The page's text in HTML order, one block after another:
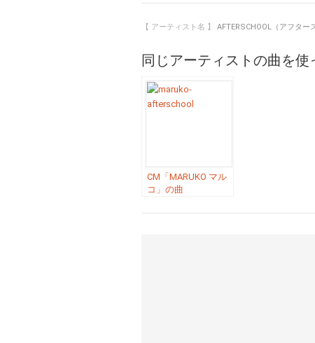
【 アーティスト名 】 AFTERSCHOOL（アフター
同じアーティストの曲を
CM「MARUKO マル
コ」の曲
／